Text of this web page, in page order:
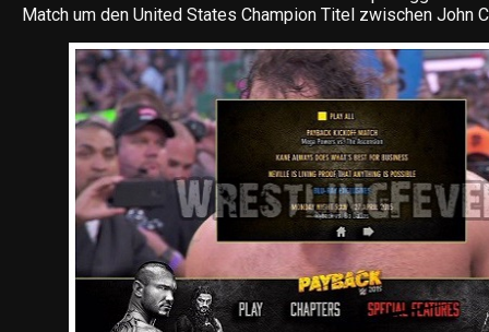
Match um den United States Champion Titel zwischen John